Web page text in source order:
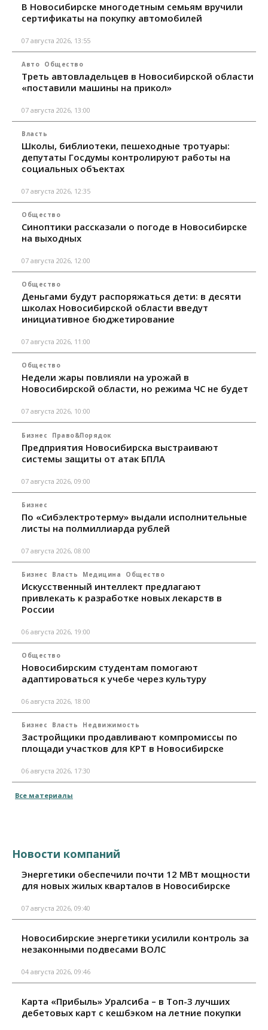
В Новосибирске многодетным семьям вручили
сертификаты на покупку автомобилей
07 августа 2026, 13:55
Авто Общество
Треть автовладельцев в Новосибирской области
«поставили машины на прикол»
07 августа 2026, 13:00
Власть
Школы, библиотеки, пешеходные тротуары:
депутаты Госдумы контролируют работы на
социальных объектах
07 августа 2026, 12:35
Общество
Синоптики рассказали о погоде в Новосибирске
на выходных
07 августа 2026, 12:00
Общество
Деньгами будут распоряжаться дети: в десяти
школах Новосибирской области введут
инициативное бюджетирование
07 августа 2026, 11:00
Общество
Недели жары повлияли на урожай в
Новосибирской области, но режима ЧС не будет
07 августа 2026, 10:00
Бизнес Право&Порядок
Предприятия Новосибирска выстраивают
системы защиты от атак БПЛА
07 августа 2026, 09:00
Бизнес
По «Сибэлектротерму» выдали исполнительные
листы на полмиллиарда рублей
07 августа 2026, 08:00
Бизнес Власть Медицина Общество
Искусственный интеллект предлагают
привлекать к разработке новых лекарств в
России
06 августа 2026, 19:00
Общество
Новосибирским студентам помогают
адаптироваться к учебе через культуру
06 августа 2026, 18:00
Бизнес Власть Недвижимость
Застройщики продавливают компромиссы по
площади участков для КРТ в Новосибирске
06 августа 2026, 17:30
Все материалы
Новости компаний
Энергетики обеспечили почти 12 МВт мощности
для новых жилых кварталов в Новосибирске
07 августа 2026, 09:40
Новосибирские энергетики усилили контроль за
незаконными подвесами ВОЛС
04 августа 2026, 09:46
Карта «Прибыль» Уралсиба – в Топ-3 лучших
дебетовых карт с кешбэком на летние покупки